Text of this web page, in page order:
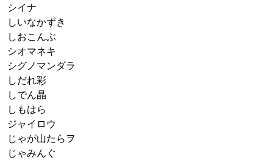
シイナ
しいなかずき
しおこんぶ
シオマネキ
シグノマンダラ
しだれ彩
しでん晶
しもはら
ジャイロウ
じゃが山たらヲ
じゃみんぐ